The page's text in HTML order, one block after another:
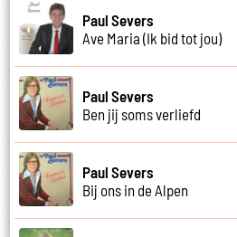
Paul Severs
Ave Maria (Ik bid tot jou)
Paul Severs
Ben jij soms verliefd
Paul Severs
Bij ons in de Alpen